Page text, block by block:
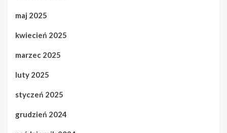
maj 2025
kwiecień 2025
marzec 2025
luty 2025
styczeń 2025
grudzień 2024